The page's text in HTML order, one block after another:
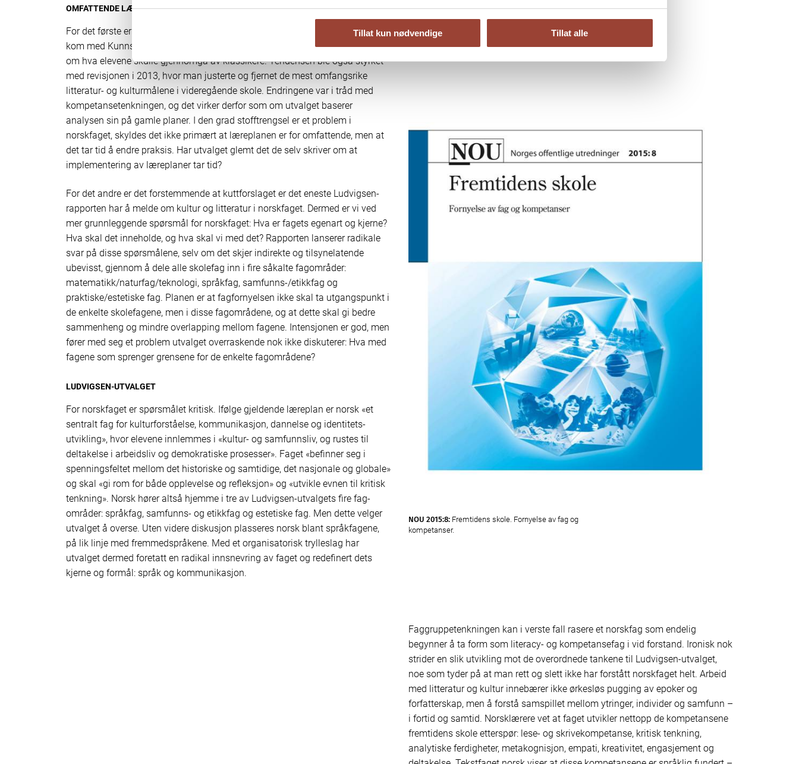
Tillat kun nødvendige Tillat alle
OMFATTENDE LÆREPLAN
For det første er det som om utvalget ikke forholder seg til endringene som
kom med Kunnskapsløftet i 2006, hvor man nettopp fjernet klare retningslinjer
om hva elevene skulle gjennomgå av klassikere. Tendensen ble også styrket
med revisjonen i 2013, hvor man justerte og fjernet de mest omfangsrike
litteratur- og kulturmålene i videregående skole. Endringene var i tråd med
kompetansetenkningen, og det virker derfor som om utvalget baserer
analysen sin på gamle planer. I den grad stofftrengsel er et problem i
norskfaget, skyldes det ikke primært at læreplanen er for omfattende, men at
det tar tid å endre praksis. Har utvalget glemt det de selv skriver om at
implementering av læreplaner tar tid?
For det andre er det forstemmende at kuttforslaget er det eneste Ludvigsen-
rapporten har å melde om kultur og litteratur i norskfaget. Dermed er vi ved
mer grunnleggende spørsmål for norskfaget: Hva er fagets egenart og kjerne?
Hva skal det inneholde, og hva skal vi med det? Rapporten lanserer radikale
svar på disse spørsmålene, selv om det skjer indirekte og tilsynelatende
ubevisst, gjennom å dele alle skolefag inn i fire såkalte fagområder:
matematikk/naturfag/teknologi, språkfag, samfunns-/etikkfag og
praktiske/estetiske fag. Planen er at fagfornyelsen ikke skal ta utgangspunkt i
de enkelte skole­fagene, men i disse fagområdene, og at dette skal gi bedre
sammenheng og mindre overlapping mellom fagene. Intensjonen er god, men
fører med seg et problem utvalget overraskende nok ikke diskuterer: Hva med
fagene som sprenger grensene for de enkelte fagområdene?
LUDVIGSEN-UTVALGET
For norskfaget er spørsmålet kritisk. Ifølge gjeldende læreplan er norsk «et
sentralt fag for kulturforståelse, kommunikasjon, dannelse og identitets­
utvikling», hvor elevene innlemmes i «kultur- og samfunnsliv, og rustes til
deltakelse i arbeidsliv og demokratiske prosesser». Faget «befinner seg i
spenningsfeltet mellom det historiske og samtidige, det nasjonale og globale»
og skal «gi rom for både opplevelse og refleksjon» og «utvikle evnen til kritisk
tenkning». Norsk hører altså hjemme i tre av Ludvigsen-utvalgets fire fag­
områder: språkfag, samfunns- og etikkfag og estetiske fag. Men dette velger
utvalget å overse. Uten videre diskusjon plasseres norsk blant språkfagene,
på lik linje med fremmedspråkene. Med et organisatorisk trylleslag har
utvalget dermed foretatt en radikal innsnevring av faget og redefinert dets
kjerne og formål: språk og kommunikasjon.
NOU 2015:8: Fremtidens skole. Fornyelse av fag og
kompetanser.
Faggruppetenkningen kan i verste fall rasere et norskfag som endelig
begynner å ta form som literacy- og kompetansefag i vid forstand. Ironisk nok
strider en slik utvikling mot de overordnede tankene til Ludvigsen-utvalget,
noe som tyder på at man rett og slett ikke har forstått norskfaget helt. Arbeid
med litteratur og kultur innebærer ikke ørkesløs pugging av epoker og
forfatterskap, men å forstå samspillet mellom ytringer, individer og samfunn –
i fortid og samtid. Norsklærere vet at faget utvikler nettopp de kompetansene
fremtidens skole etterspør: lese- og skrivekompetanse, kritisk tenkning,
analytiske ferdigheter, metakognisjon, empati, kreativitet, engasjement og